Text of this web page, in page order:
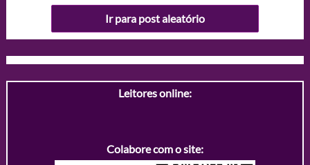
Ir para post aleatório
Leitores online:
Colabore com o site: